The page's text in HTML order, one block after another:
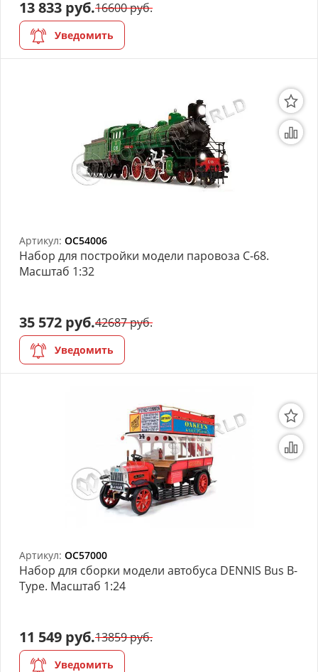
13 833 руб.16600 руб.
Уведомить
Артикул: OC54006
Набор для постройки модели паровоза С-68.
Масштаб 1:32
35 572 руб.42687 руб.
Уведомить
Артикул: OC57000
Набор для сборки модели автобуса DENNIS Bus B-
Type. Масштаб 1:24
11 549 руб.13859 руб.
Уведомить